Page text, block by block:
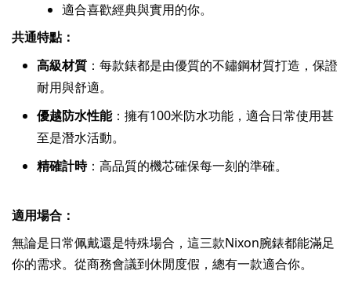
適合喜歡經典與實用的你。
共通特點：
高級材質 ：每款錶都是由優質的不鏽鋼材質打造，保證
耐用與舒適。
優越防水性能：擁有100米防水功能，適合日常使用甚
至是潛水活動。
精確計時：高品質的機芯確保每一刻的準確。
適用場合：
無論是日常佩戴還是特殊場合，這三款Nixon腕錶都能滿足
你的需求。從商務會議到休閒度假，總有一款適合你。